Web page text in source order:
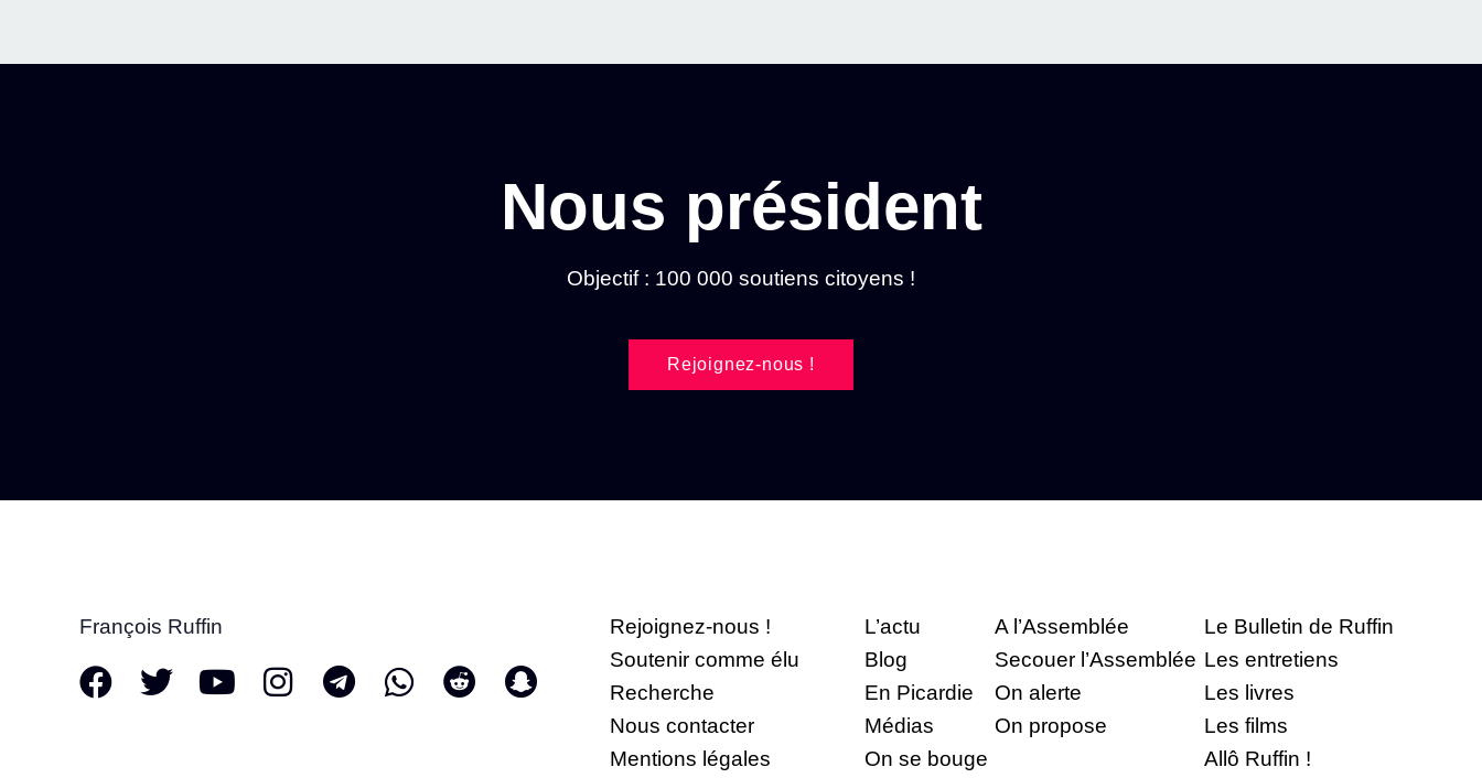
Nous président
Objectif : 100 000 soutiens citoyens !
Rejoignez-nous !
François Ruffin
Rejoignez-nous !
Soutenir comme élu
Recherche
Nous contacter
Mentions légales
L’actu
Blog
En Picardie
Médias
On se bouge
A l’Assemblée
Secouer l’Assemblée
On alerte
On propose
Le Bulletin de Ruffin
Les entretiens
Les livres
Les films
Allô Ruffin !